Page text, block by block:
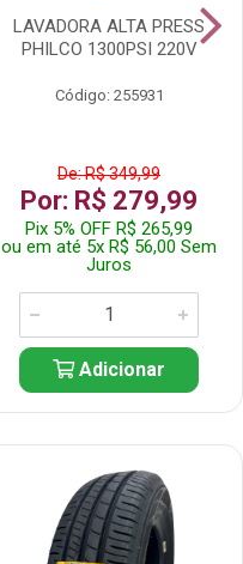
LAVADORA ALTA PRESS
PHILCO 1300PSI 220V
Código: 255931
De: R$ 349,99
Por: R$ 279,99
Pix 5% OFF R$ 265,99
ou em até 5x R$ 56,00 Sem
Juros
Adicionar